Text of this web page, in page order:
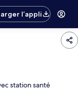
l’appli
station santé